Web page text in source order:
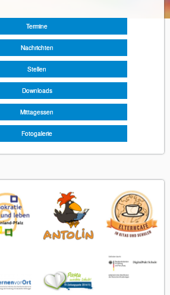
Termine
Nachrichten
Stellen
Downloads
Mittagessen
Fotogalerie